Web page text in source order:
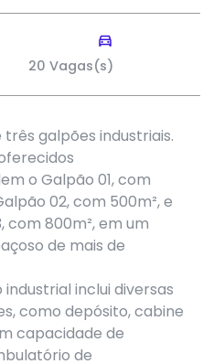
20 Vagas(s)
galpões industriais.
o Galpão 01, com
02, com 500m², e
com 800m², em um
de mais de
inclui diversas
como depósito, cabine
capacidade de
de